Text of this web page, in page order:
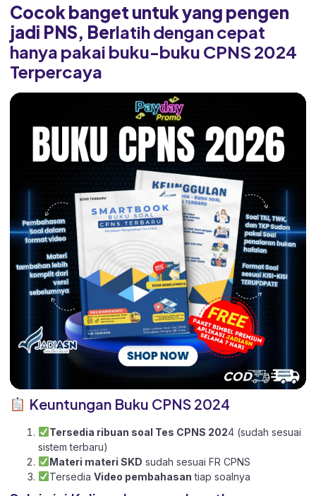
Cocok banget untuk yang pengen
jadi PNS, Berlatih dengan cepat
hanya pakai buku-buku CPNS 2024
Terpercaya
Keuntungan Buku CPNS 2024
Tersedia ribuan soal Tes CPNS 2024 (sudah sesuai
sistem terbaru)
Materi materi SKD sudah sesuai FR CPNS
Tersedia Video pembahasan tiap soalnya